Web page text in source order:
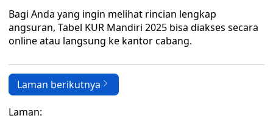
Bagi Anda yang ingin melihat rincian lengkap
angsuran, Tabel KUR Mandiri 2025 bisa diakses secara
online atau langsung ke kantor cabang.
Laman berikutnya
Laman: